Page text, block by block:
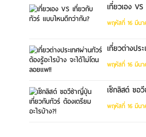
เที่ยวเอง
พฤหัสที่ 16 มีนา
เที่ยวต่างปร
พฤหัสที่ 16 มีนา
เช็กลิสต์ ขอ
พฤหัสที่ 16 มีนา